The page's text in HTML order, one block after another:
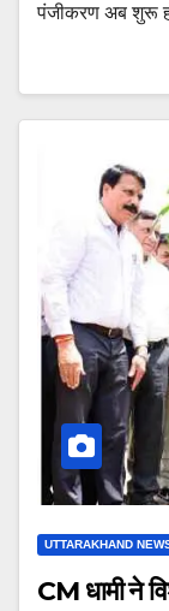
पंजीकरण अब शुरू
UTTARAKHAND
CM धामी ने